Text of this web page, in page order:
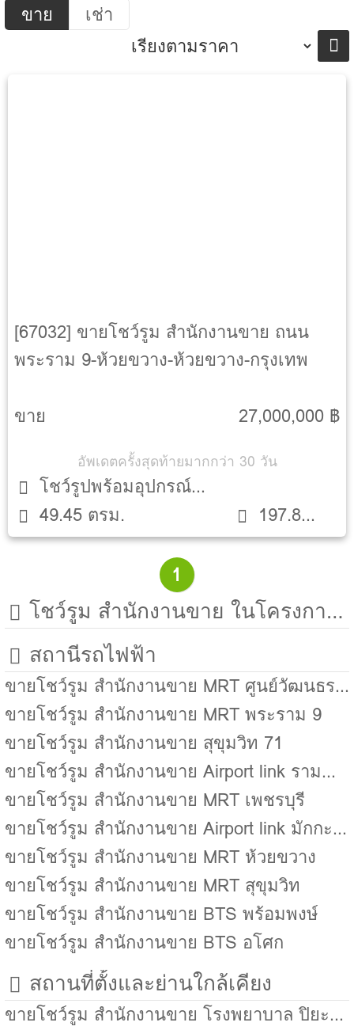
ขาย เช่า
[67032] ขายโชว์รูม สำนักงานขาย ถนน
พระราม 9-ห้วยขวาง-ห้วยขวาง-กรุงเทพ
ขาย 27,000,000 ฿
อัพเดตครั้งสุดท้ายมากกว่า 30 วัน
โชว์รูปพร้อมอุปกรณ์
ตกแต่ง
49.45 ตรม.
197.8
ตรม.
1
โชว์รูม สำนักงานขาย ในโครงการใกล้เคียง
สถานีรถไฟฟ้า
ขายโชว์รูม สำนักงานขาย MRT ศูนย์วัฒนธรรมแห่งประเทศไทย
ขายโชว์รูม สำนักงานขาย MRT พระราม 9
ขายโชว์รูม สำนักงานขาย สุขุมวิท 71
ขายโชว์รูม สำนักงานขาย Airport link รามคำแหง
ขายโชว์รูม สำนักงานขาย MRT เพชรบุรี
ขายโชว์รูม สำนักงานขาย Airport link มักกะสัน
ขายโชว์รูม สำนักงานขาย MRT ห้วยขวาง
ขายโชว์รูม สำนักงานขาย MRT สุขุมวิท
ขายโชว์รูม สำนักงานขาย BTS พร้อมพงษ์
ขายโชว์รูม สำนักงานขาย BTS อโศก
สถานที่ตั้งและย่านใกล้เคียง
ขายโชว์รูม สำนักงานขาย โรงพยาบาล ปิยะเวท